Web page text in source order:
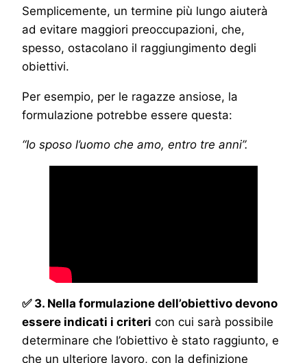
Semplicemente, un termine più lungo aiuterà
ad evitare maggiori preoccupazioni, che,
spesso, ostacolano il raggiungimento degli
obiettivi.
Per esempio, per le ragazze ansiose, la
formulazione potrebbe essere questa:
“Io sposo l’uomo che amo, entro tre anni”.
✅ 3. Nella formulazione dell’obiettivo devono
essere indicati i criteri con cui sarà possibile
determinare che l’obiettivo è stato raggiunto, e
che un ulteriore lavoro, con la definizione